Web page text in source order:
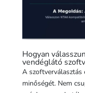
Hogyan
vendéglátó
A szoftverválasztás
minőségét. Nem